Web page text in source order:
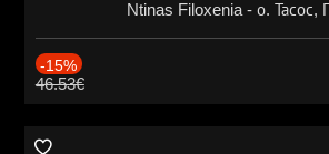
Ntinas Filoxenia - о. Тасос,
-15%
46.53€